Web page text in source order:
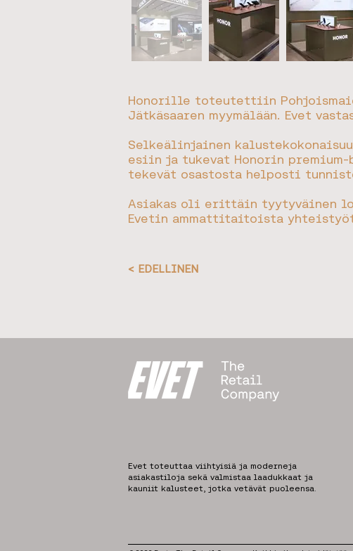
Honorille toteutettiin
Jätkäsaaren myymälään. Evet
Selkeälinjainen
esiin ja tukevat Honorin
tekevät osastosta helposti
Asiakas oli erittäin tyytyväinen
Evetin ammattitaitoista
< EDELLINEN
Evet toteuttaa viihtyisiä ja moderneja
asiakastiloja sekä valmistaa laadukkaat ja
kauniit kalusteet, jotka vetävät puoleensa.